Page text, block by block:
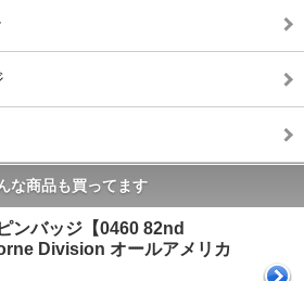
な商品も買ってます
ンバッジ【0460 82nd
Division オールアメリカ